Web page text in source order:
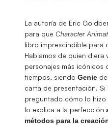
La autoría de Eric
para que Character
libro imprescindible para
Hablamos de quien diera
personajes más icónicos
tiempos, siendo Genie de
carta de presentación. Si
preguntado cómo lo
lo explica a la perfección
métodos para la